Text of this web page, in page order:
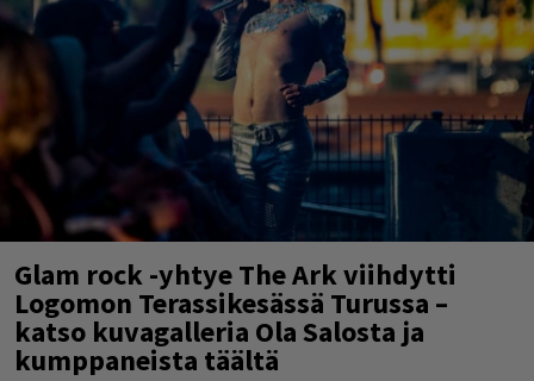
Glam rock -yhtye The Ark viihdytti
Logomon Terassikesässä Turussa –
katso kuvagalleria Ola Salosta ja
kumppaneista täältä